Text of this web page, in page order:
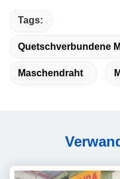
Tags:
Quetschverbundene
Maschendraht